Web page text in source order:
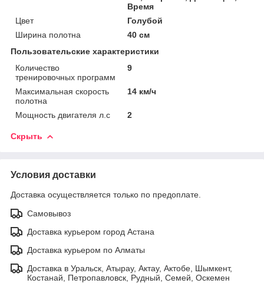
Время
Цвет
Голубой
Ширина полотна
40 см
Пользовательские характеристики
Количество
тренировочных программ
9
Максимальная скорость
полотна
14 км/ч
Мощность двигателя л.с 2
Скрыть
Условия доставки
Доставка осуществляется только по предоплате.
Самовывоз
Доставка курьером город Астана
Доставка курьером по Алматы
Доставка в Уральск, Атырау, Актау, Актобе, Шымкент,
Костанай, Петропавловск, Рудный, Семей, Оскемен